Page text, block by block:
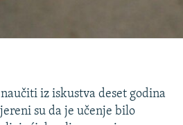
iz iskustva deset godina
su da je učenje bilo